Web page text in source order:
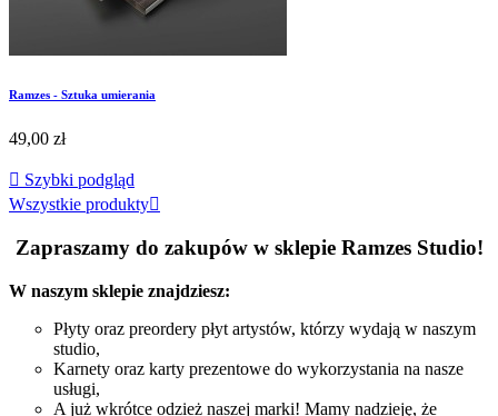
Ramzes - Sztuka umierania
49,00 zł
 Szybki podgląd
Wszystkie produkty
Zapraszamy do zakupów w sklepie Ramzes Studio!
W naszym sklepie znajdziesz:
Płyty oraz preordery płyt artystów, którzy wydają w naszym
studio,
Karnety oraz karty prezentowe do wykorzystania na nasze
usługi,
A już wkrótce odzież naszej marki! Mamy nadzieję, że